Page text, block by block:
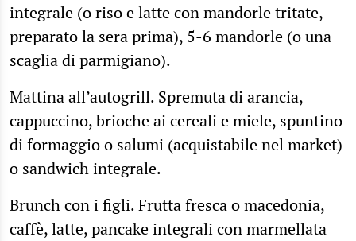
integrale (o riso e latte con mandorle tritate,
preparato la sera prima), 5-6 mandorle (o una
scaglia di parmigiano).
Mattina all’autogrill. Spremuta di arancia,
cappuccino, brioche ai cereali e miele, spuntino
di formaggio o salumi (acquistabile nel market)
o sandwich integrale.
Brunch con i figli. Frutta fresca o macedonia,
caffè, latte, pancake integrali con marmellata